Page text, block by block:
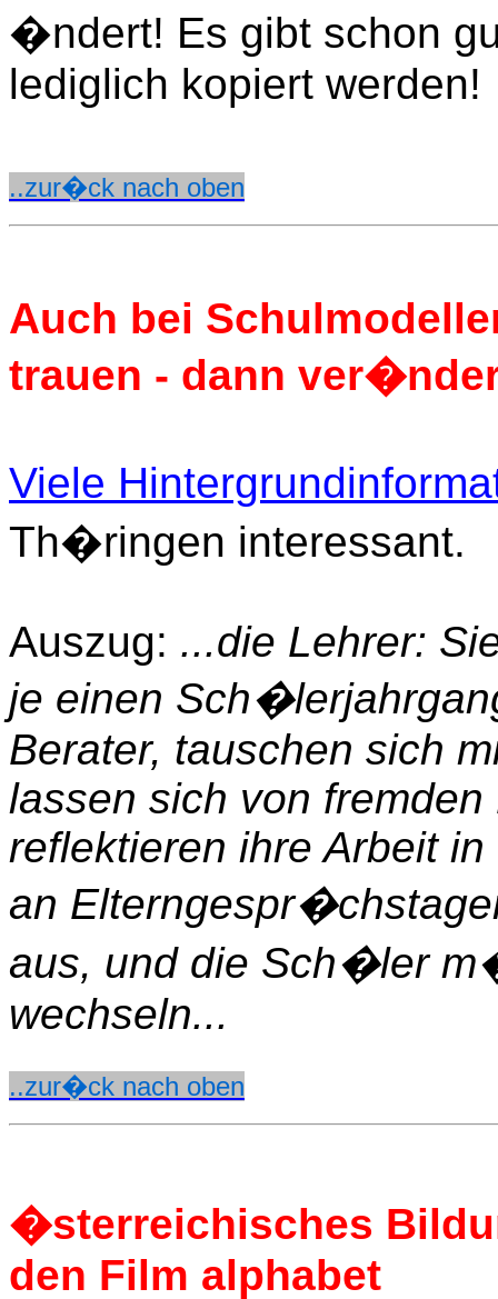
�ndert! Es gibt schon
lediglich kopiert werden!
..zur�ck nach oben
Auch bei
trauen - dann
Viele
Th�ringen interessant.
Auszug: ...die Lehrer:
je einen
Berater, tauschen sich
lassen sich von
reflektieren ihre Arbeit
an
aus, und die Sch�ler
wechseln...
..zur�ck nach oben
�sterreichisches
den Film alphabet